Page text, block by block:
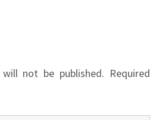
not be published. Required